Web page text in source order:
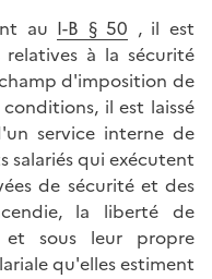
au I-B § 50 , il est
à la sécurité
d'imposition de
il est laissé
service interne de
salariés qui exécutent
de sécurité et des
la liberté de
et sous leur propre
qu'elles estiment